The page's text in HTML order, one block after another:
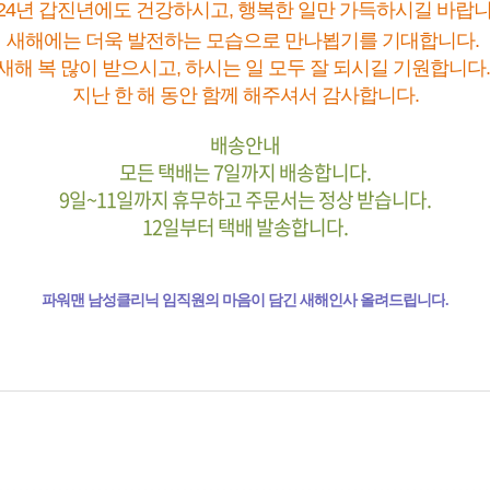
년 갑진년에도 건강하시고, 행복한 일만 가득하시길 바랍
새해에는 더욱 발전하는 모습으로 만나뵙기를 기대합니다.
해 복 많이 받으시고, 하시는 일 모두 잘 되시길 기원합니다.
지난 한 해 동안 함께 해주셔서 감사합니다.
배송안내
모든 택배는 7일까지 배송합니다.
9일~11일까지 휴무하고 주문서는 정상 받습니다.
12일부터 택배 발송합니다.
파워맨 남성클리닉 임직원의 마음이 담긴 새해인사 올려드립니다.